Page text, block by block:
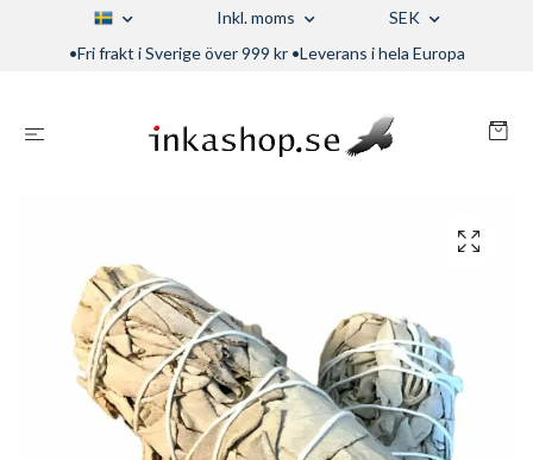
Inkl. moms
SEK
•Fri frakt i Sverige över 999 kr •Leverans i hela Europa